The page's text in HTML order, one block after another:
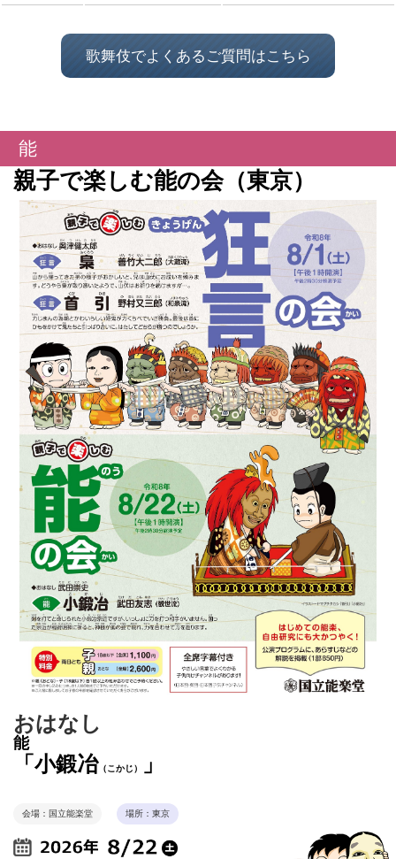
歌舞伎でよくあるご質問はこちら
能
親子で楽しむ能の会（東京）
おはなし
能
「小鍛冶 （こかじ） 」
会場：国立能楽堂 場所：東京